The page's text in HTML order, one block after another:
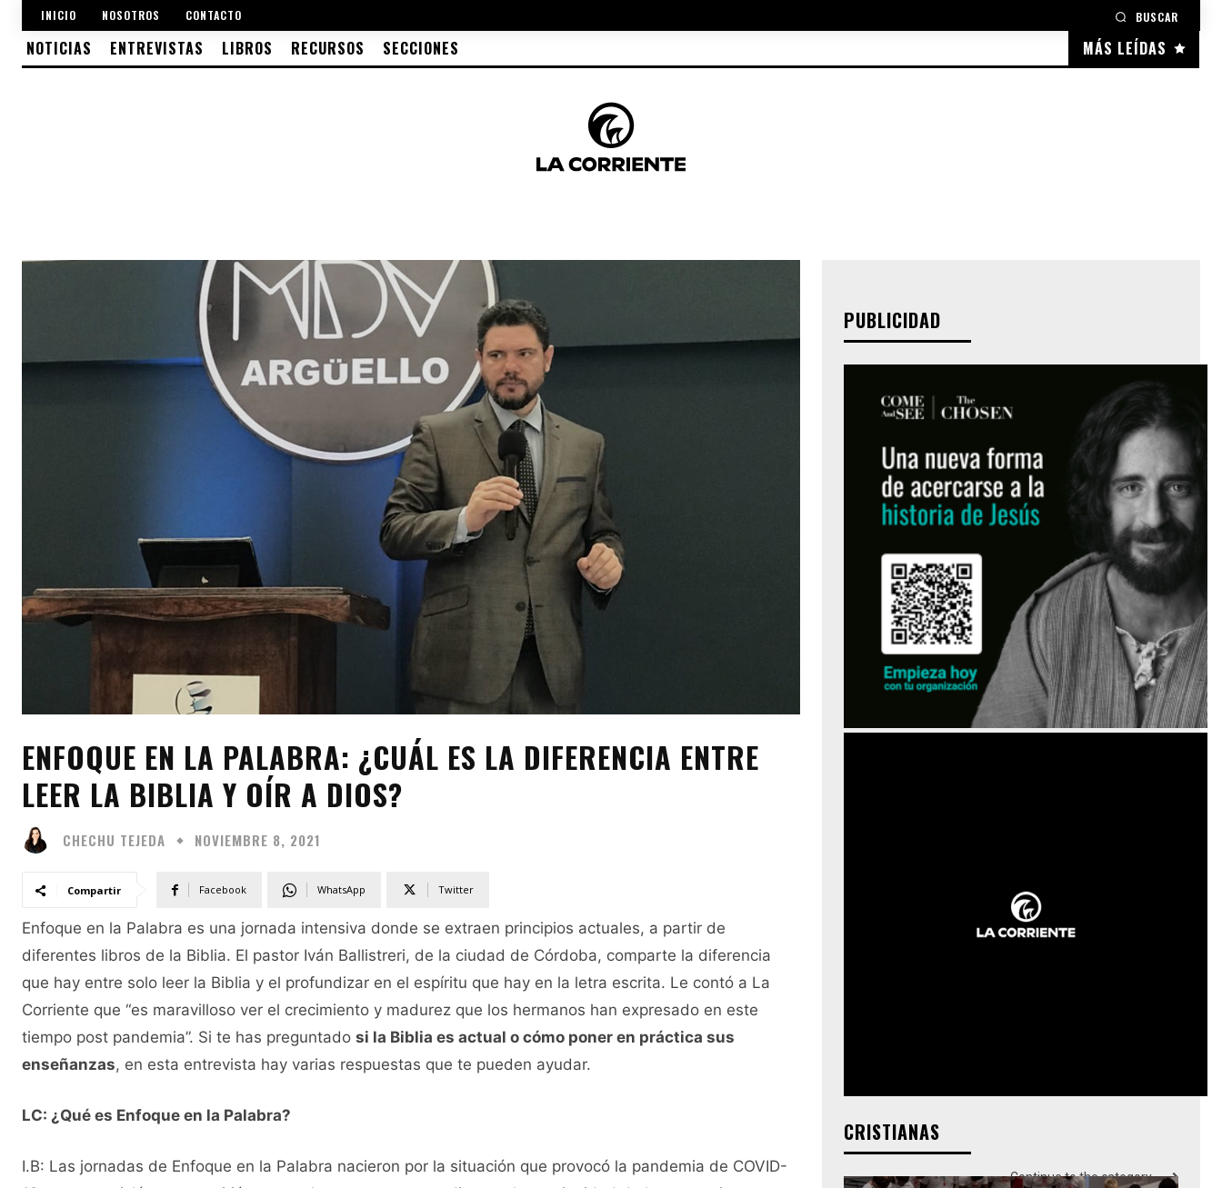
INICIO NOSOTROS CONTACTO BUSCAR
MÁS LEÍDAS
NOTICIAS ENTREVISTAS LIBROS RECURSOS SECCIONES
ENFOQUE EN LA PALABRA: ¿CUÁL ES LA DIFERENCIA ENTRE
LEER LA BIBLIA Y OÍR A DIOS?
CHECHU TEJEDA NOVIEMBRE 8, 2021
Compartir Facebook Twitter
WhatsApp
Enfoque en la Palabra es una jornada intensiva donde se extraen principios actuales, a partir de
diferentes libros de la Biblia. El pastor Iván Ballistreri, de la ciudad de Córdoba, comparte la diferencia
que hay entre solo leer la Biblia y el profundizar en el espíritu que hay en la letra escrita. Le contó a La
Corriente que “es maravilloso ver el crecimiento y madurez que los hermanos han expresado en este
tiempo post pandemia”. Si te has preguntado si la Biblia es actual o cómo poner en práctica sus
enseñanzas, en esta entrevista hay varias respuestas que te pueden ayudar.
LC: ¿Qué es Enfoque en la Palabra?
I.B: Las jornadas de Enfoque en la Palabra nacieron por la situación que provocó la pandemia de COVID-
PUBLICIDAD
CRISTIANAS
Continue to the category